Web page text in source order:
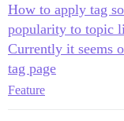
How to apply tag
popularity to topic
Currently it seems
tag page
Feature